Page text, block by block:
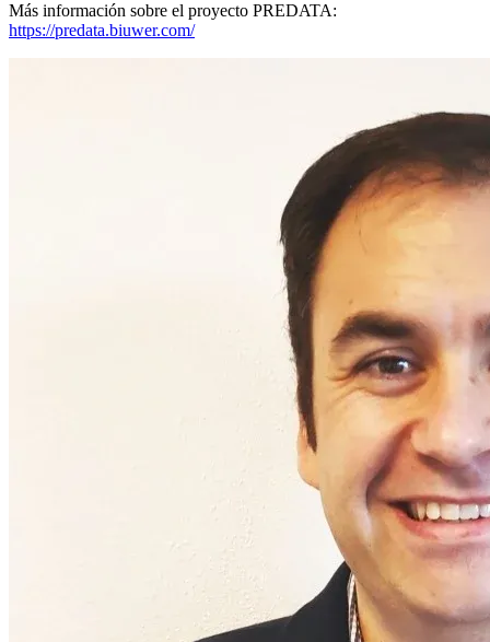
Más información sobre el proyecto PREDATA:
https://predata.biuwer.com/